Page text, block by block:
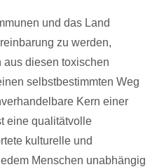
und das Land
zu werden,
diesen toxischen
selbstbestimmten Weg
Kern einer
eine qualitätvolle
kulturelle und
Menschen unabhängig